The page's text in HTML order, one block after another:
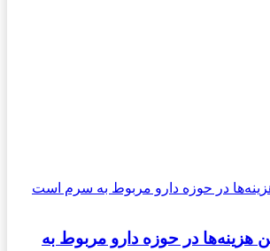
در حوزه دارو مربوط به سرم است
هزینه‌ها در حوزه دارو مربوط به